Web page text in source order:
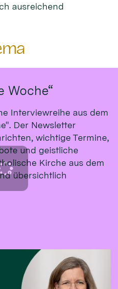
ausreichend
Woche“
Interviewreihe aus dem
Der Newsletter
wichtige Termine,
und geistliche
Kirche aus dem
übersichtlich